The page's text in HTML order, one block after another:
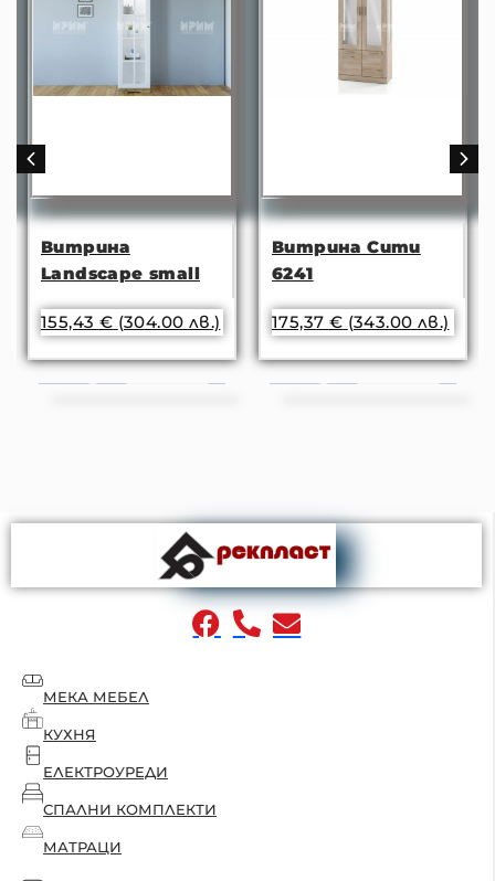
Витрина
Landscape small
155,43 € (304.00 лв.)
Витрина Сити
6241
175,37 € (343.00 лв.)
МЕКА МЕБЕЛ
КУХНЯ
ЕЛЕКТРОУРЕДИ
СПАЛНИ КОМПЛЕКТИ
МАТРАЦИ